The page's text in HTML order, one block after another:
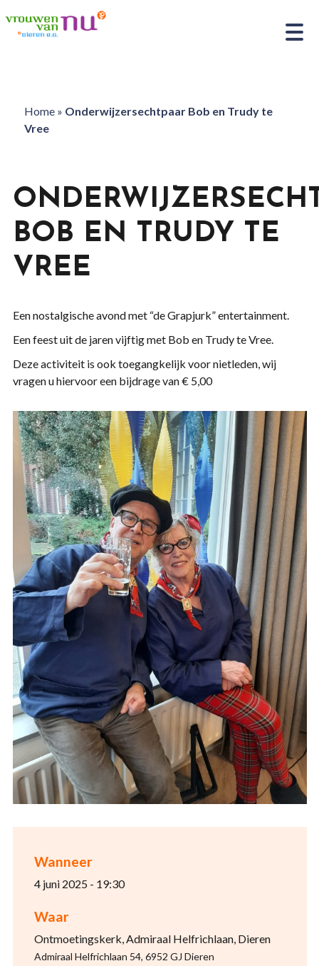
Home» Onderwijzersechtpaar Bob en Trudy te
Vree
Wanneer
4 juni 2025 - 19:30
Waar
Ontmoetingskerk, Admiraal Helfrichlaan, Dieren
Admiraal Helfrichlaan 54, 6952 GJ Dieren
BOB EN TRUDY TE
VREE
Een nostalgische avond met “de Grapjurk” entertainment.
Een feest uit de jaren vijftig met Bob en Trudy te Vree.
Deze activiteit is ook toegangkelijk voor nietleden, wij
vragen u hiervoor een bijdrage van € 5,00